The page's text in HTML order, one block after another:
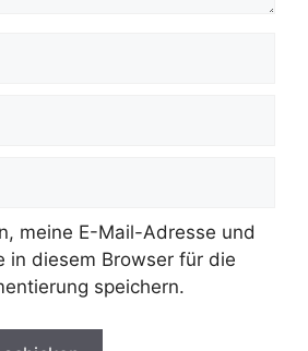
meine E-Mail-Adresse und
in diesem Browser für die
speichern.